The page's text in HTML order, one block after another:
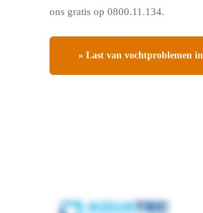
ons gratis op 0800.11.134.
» Last van vochtproblemen